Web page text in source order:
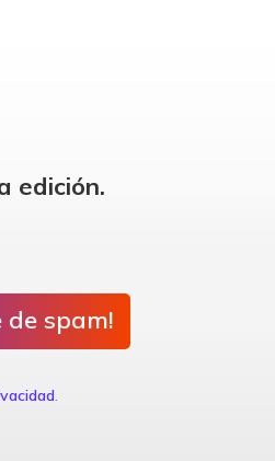
edición.
de spam!